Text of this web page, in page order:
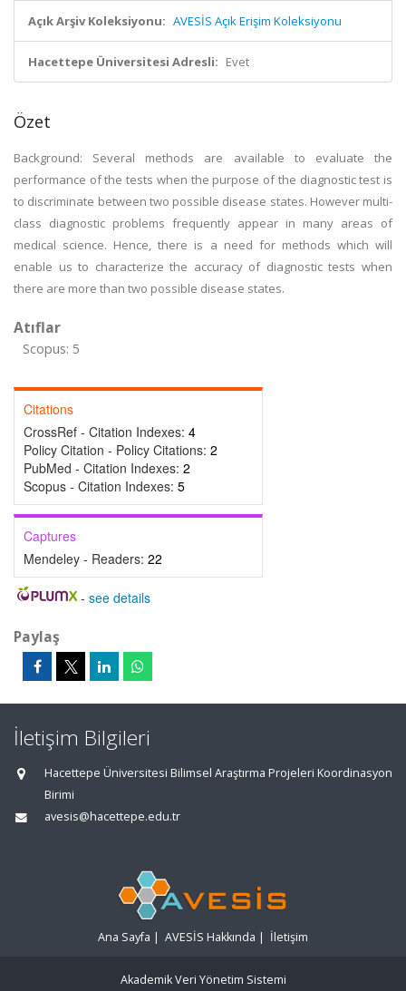
Açık Arşiv Koleksiyonu: AVESİS Açık Erişim Koleksiyonu
Hacettepe Üniversitesi Adresli: Evet
Özet
Background: Several methods are available to evaluate the
performance of the tests when the purpose of the diagnostic test is
to discriminate between two possible disease states. However multi-
class diagnostic problems frequently appear in many areas of
medical science. Hence, there is a need for methods which will
enable us to characterize the accuracy of diagnostic tests when
there are more than two possible disease states.
Atıflar
Scopus: 5
Citations
CrossRef - Citation Indexes: 4
Policy Citation - Policy Citations: 2
PubMed - Citation Indexes: 2
Scopus - Citation Indexes: 5
Captures
Mendeley - Readers: 22
- see details
Paylaş
İletişim Bilgileri
Hacettepe Üniversitesi Bilimsel Araştırma Projeleri Koordinasyon
Birimi
avesis@hacettepe.edu.tr
Ana Sayfa | AVESİS Hakkında | İletişim
Akademik Veri Yönetim Sistemi